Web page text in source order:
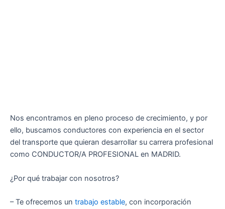
Nos encontramos en pleno proceso de crecimiento, y por
ello, buscamos conductores con experiencia en el sector
del transporte que quieran desarrollar su carrera profesional
como CONDUCTOR/A PROFESIONAL en MADRID.
¿Por qué trabajar con nosotros?
– Te ofrecemos un trabajo estable, con incorporación